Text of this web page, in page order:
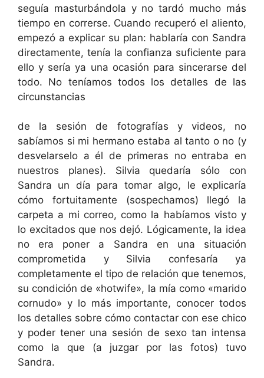
seguía masturbándola y no tardó mucho más
tiempo en correrse. Cuando recuperó el aliento,
empezó a explicar su plan: hablaría con Sandra
directamente, tenía la confianza suficiente para
ello y sería ya una ocasión para sincerarse del
todo. No teníamos todos los detalles de las
circunstancias
de la sesión de fotografías y videos, no
sabíamos si mi hermano estaba al tanto o no (y
desvelarselo a él de primeras no entraba en
nuestros planes). Silvia quedaría sólo con
Sandra un día para tomar algo, le explicaría
cómo fortuitamente (sospechamos) llegó la
carpeta a mi correo, como la habíamos visto y
lo excitados que nos dejó. Lógicamente, la idea
no era poner a Sandra en una situación
comprometida y Silvia confesaría ya
completamente el tipo de relación que tenemos,
su condición de «hotwife», la mía como «marido
cornudo» y lo más importante, conocer todos
los detalles sobre cómo contactar con ese chico
y poder tener una sesión de sexo tan intensa
como la que (a juzgar por las fotos) tuvo
Sandra.